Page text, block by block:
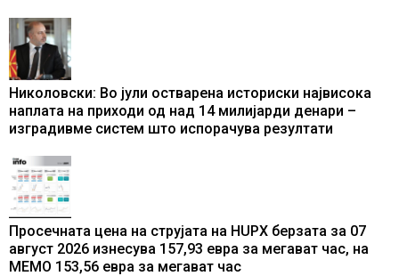
Николовски: Во јули остварена историски највисока
наплата на приходи од над 14 милијарди денари –
изградивме систем што испорачува резултати
Просечната цена на струјата на HUPX берзата за 07
август 2026 изнесува 157,93 евра за мегават час, на
МЕМО 153,56 евра за мегават час